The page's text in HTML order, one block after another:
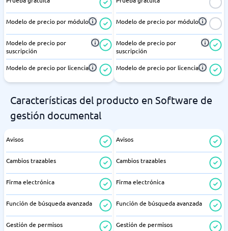
Modelo de precio por módulo
Modelo de precio por
suscripción
Modelo de precio por licencia
Modelo de precio por módulo
Modelo de precio por
suscripción
Modelo de precio por licencia
Características del producto en Software de
gestión documental
Avisos
Cambios trazables
Firma electrónica
Función de búsqueda avanzada
Gestión de permisos
Avisos
Cambios trazables
Firma electrónica
Función de búsqueda avanzada
Gestión de permisos